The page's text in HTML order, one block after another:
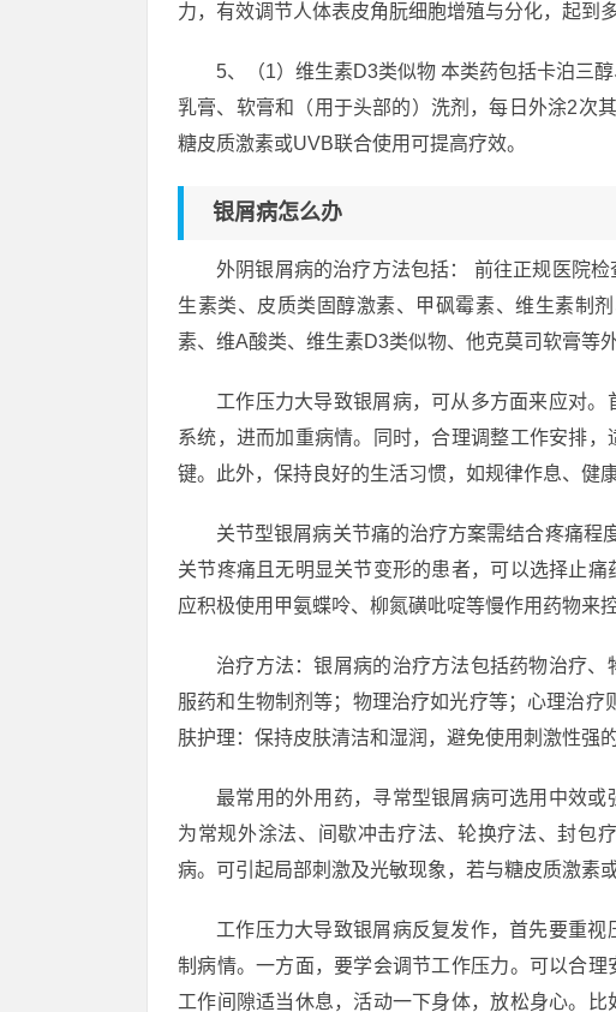
力，有效调节人体表皮角朊细胞增殖与分化，起到
5、（1）维生素D3类似物 本类药包括卡泊三
乳膏、软膏和（用于头部的）洗剂，每日外涂2次
糖皮质激素或UVB联合使用可提高疗效。
银屑病怎么办
外阴银屑病的治疗方法包括： 前往正规医院
生素类、皮质类固醇激素、甲砜霉素、维生素制
素、维A酸类、维生素D3类似物、他克莫司软膏等外
工作压力大导致银屑病，可从多方面来应对
系统，进而加重病情。同时，合理调整工作安排
键。此外，保持良好的生活习惯，如规律作息、健
关节型银屑病关节痛的治疗方案需结合疼痛程
关节疼痛且无明显关节变形的患者，可以选择止
应积极使用甲氨蝶呤、柳氮磺吡啶等慢作用药物来
治疗方法：银屑病的治疗方法包括药物治疗
服药和生物制剂等；物理治疗如光疗等；心理治
肤护理：保持皮肤清洁和湿润，避免使用刺激性强
最常用的外用药，寻常型银屑病可选用中效
为常规外涂法、间歇冲击疗法、轮换疗法、封包
病。可引起局部刺激及光敏现象，若与糖皮质激素
工作压力大导致银屑病反复发作，首先要重
制病情。一方面，要学会调节工作压力。可以合理
工作间隙适当休息，活动一下身体，放松身心。